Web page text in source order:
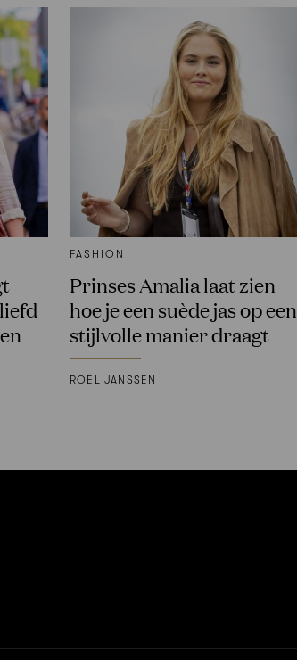
FASHION
Prinses Amalia laat zien
hoe je een suède jas op een
stijlvolle manier draagt
ROEL JANSSEN